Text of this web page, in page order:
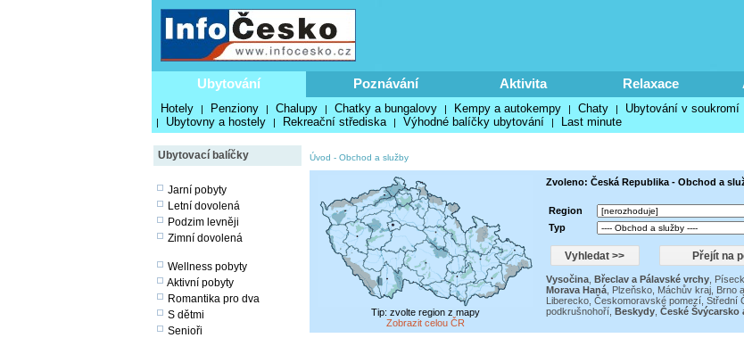
Ubytování Poznávání Aktivita Relaxace
Hotely | Penziony | Chalupy | Chatky a bungalovy | Kempy a autokempy | Chaty | Ubytování v soukromí
| Ubytovny a hostely | Rekreační střediska | Výhodné balíčky ubytování | Last minute
Ubytovací balíčky
Jarní pobyty
Letní dovolená
Podzim levněji
Zimní dovolená
Wellness pobyty
Aktivní pobyty
Romantika pro dva
S dětmi
Senioři
Úvod - Obchod a služby
Tip: zvolte region z mapy
Zobrazit celou ČR
Zvoleno: Česká Republika - Obchod a
Region
Typ
Vysočina, Břeclav a Pálavské vrchy,
Morava Haná, Plzeňsko, Máchův kraj, Brno
Liberecko, Českomoravské pomezí, Střední
podkrušnohoří, Beskydy, České Švýcarsko